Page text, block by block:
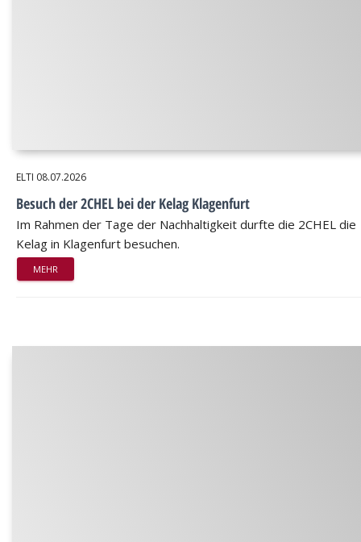
ELTI 08.07.2026
Besuch der 2CHEL bei der Kelag Klagenfurt
Im Rahmen der Tage der Nachhaltigkeit durfte die 2CHEL die
Kelag in Klagenfurt besuchen.
MEHR